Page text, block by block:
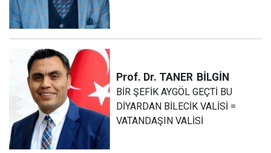
Prof. Dr. TANER BİLGİN
BİR ŞEFİK AYGÖL GEÇTİ BU
DİYARDAN BİLECİK VALİSİ =
VATANDAŞIN VALİSİ